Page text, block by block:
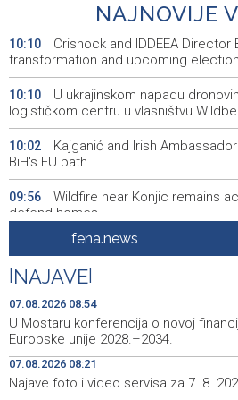
NAJNOVIJE
10:10
Crishock and IDDEEA
transformation and upcoming
10:10
U ukrajinskom napadu
logističkom centru u vlasništvu
10:02
Kajganić and Irish
BiH's EU path
09:56
Wildfire near Konjic remains
defend homes
Juli donio rast turističkog
hiljada gostiju i 241 hiljada noćenja
09:48
Njemačka tvrdi da avioni
nisu imali municiju
09:41 U Sarajevu počelo saobraćati
09:32 Crnogorska vlada pokazala je
fena.news
NAJAVE
07.08.2026 08:54
U Mostaru konferencija o novoj
Europske unije 2028.–2034.
07.08.2026 08:21
Najave foto i video servisa za 7. 8.